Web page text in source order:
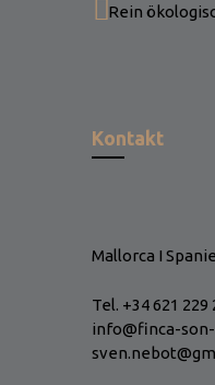
Rein
Kontakt
Mallorca I
Tel. +34 621 229
info@finca-